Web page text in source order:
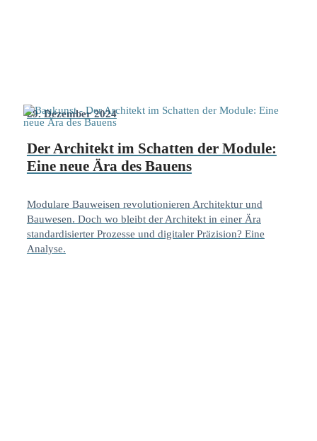
29. Dezember 2024
Der Architekt im Schatten der Module:
Eine neue Ära des Bauens
Modulare Bauweisen revolutionieren Architektur und
Bauwesen. Doch wo bleibt der Architekt in einer Ära
standardisierter Prozesse und digitaler Präzision? Eine
Analyse.